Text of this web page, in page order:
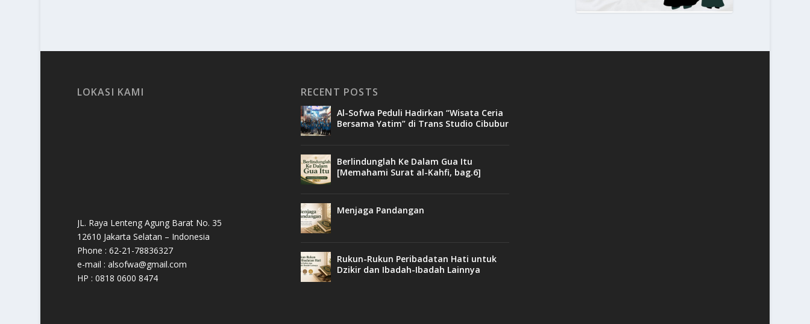
LOKASI KAMI
JL. Raya Lenteng Agung Barat No. 35
12610 Jakarta Selatan – Indonesia
Phone : 62-21-78836327
e-mail : alsofwa@gmail.com
HP : 0818 0600 8474
RECENT POSTS
Al-Sofwa Peduli Hadirkan “Wisata Ceria
Bersama Yatim” di Trans Studio Cibubur
Berlindunglah Ke Dalam Gua Itu
[Memahami Surat al-Kahfi, bag.6]
Menjaga Pandangan
Rukun-Rukun Peribadatan Hati untuk
Dzikir dan Ibadah-Ibadah Lainnya